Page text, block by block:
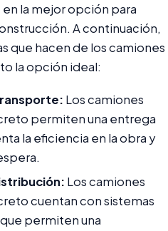
la mejor opción para
A continuación,
que hacen de los camiones
la opción ideal:
Los camiones
permiten una entrega
la eficiencia en la obra y
Los camiones
cuentan con sistemas
permiten una